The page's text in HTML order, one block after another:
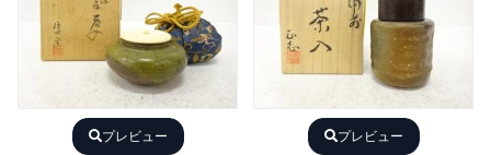
プレビュー プレビュー